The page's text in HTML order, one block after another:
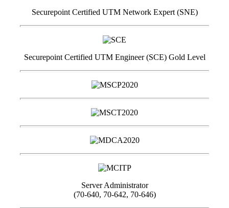
Securepoint Certified UTM Network Expert (SNE)
Securepoint Certified UTM Engineer (SCE) Gold Level
Server Administrator
(70-640, 70-642, 70-646)